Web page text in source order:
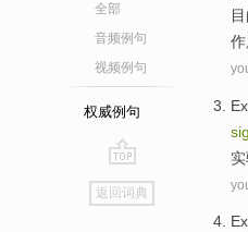
全部
音频例句
视频例句
权威例句
go
top
返回词典